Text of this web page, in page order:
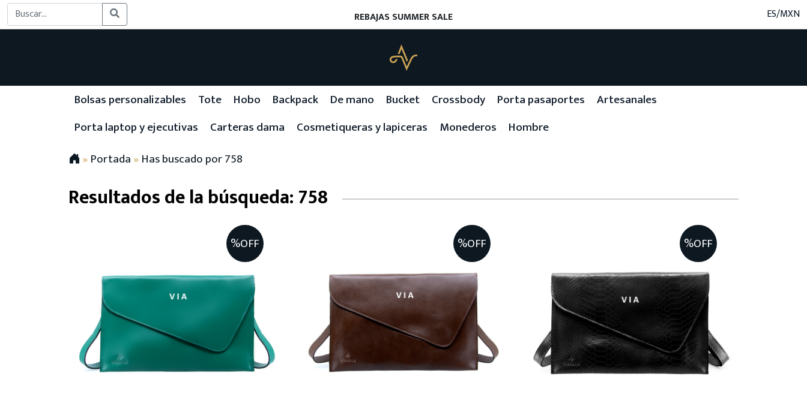
REBAJAS SUMMER SALE ES/MXN
Bolsas personalizables Tote Hobo Backpack De mano Bucket Crossbody Porta pasaportes
Artesanales
Porta laptop y ejecutivas
Carteras dama Cosmetiqueras y lapiceras Monederos
Hombre
»Portada»Has buscado por 758
Resultados de la búsqueda: 758
%OFF %OFF %OFF